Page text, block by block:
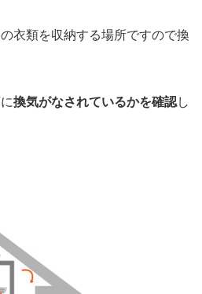
衣類を収納する場所ですので換
換気がなされているかを確認し